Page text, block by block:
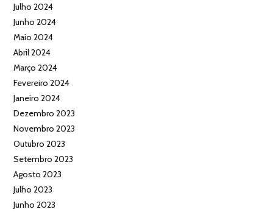
Julho 2024
Junho 2024
Maio 2024
Abril 2024
Março 2024
Fevereiro 2024
Janeiro 2024
Dezembro 2023
Novembro 2023
Outubro 2023
Setembro 2023
Agosto 2023
Julho 2023
Junho 2023